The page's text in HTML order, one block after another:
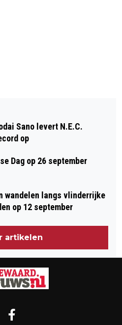
BIJ DE
ZONDAG 16 JUNI
15 EN 16 JUNI
Sano levert N.E.C.
op
Dag op 26 september
wandelen langs vlinderrijke
op 12 september
artikelen